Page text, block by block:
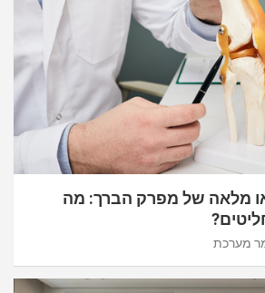
מלאה של מפרק הברך: מה
מערכת